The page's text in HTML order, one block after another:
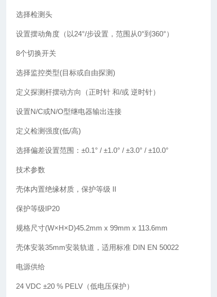
选择检测头
设置摆动角度（以24°/步设置，范围从0°到360°）
8个切换开关
选择监控类型(目标或自由探测)
定义探测杆摆动方向（正时针 和/或 逆时针）
设置N/C或N/O型继电器输出连接
定义检测强度(低/高)
选择偏差设置范围：±0.1° / ±1.0° / ±3.0° / ±10.0°
技术参数
壳体内置绝缘材质，保护等级 II
保护等级IP20
规格尺寸(W×H×D)45.2mm x 99mm x 113.6mm
壳体安装35mm安装轨道，适用标准 DIN EN 50022
电源供给
24 VDC ±20 % PELV（低电压保护）